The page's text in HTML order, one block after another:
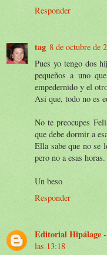
Responder
tag 8 de octubre de
Pues yo tengo dos
pequeños a uno
empedernido y el
Asi que, todo no es
No te preocupes
que debe dormir a
Ella sabe que no se
pero no a esas horas.
Un beso
Responder
Editorial Hipálage
las 13:18